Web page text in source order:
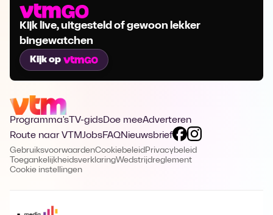
Kijk live, uitgesteld of gewoon lekker
bingewatchen
Kijk op
Programma's TV-gidsDoe meeAdverteren
Route naar VTMJobsFAQNieuwsbrief
GebruiksvoorwaardenCookiebeleid Privacybeleid
ToegankelijkheidsverklaringWedstrijdreglement
Cookie instellingen